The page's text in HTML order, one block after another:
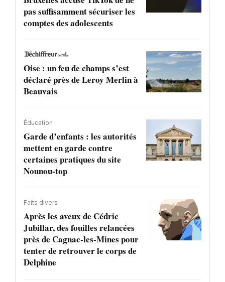
pas suffisamment sécuriser les
comptes des adolescents
Oise : un feu de champs s’est
déclaré près de Leroy Merlin à
Beauvais
Éducation
Garde d’enfants : les autorités
mettent en garde contre
certaines pratiques du site
Nounou-top
Faits divers
Après les aveux de Cédric
Jubillar, des fouilles relancées
près de Cagnac-les-Mines pour
tenter de retrouver le corps de
Delphine